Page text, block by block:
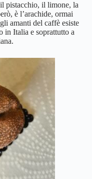
pistacchio, il limone, la
è l’arachide, ormai
amanti del caffè esiste
in Italia e soprattutto a
.